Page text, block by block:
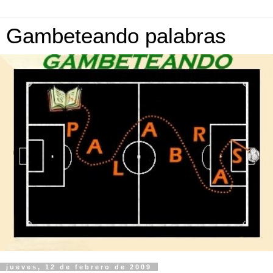
Gambeteando palabras
jueves, 12 de febrero de 2009